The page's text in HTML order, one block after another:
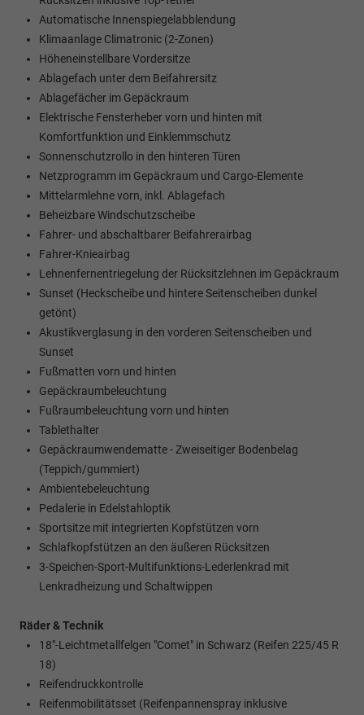
Automatische Innenspiegelabblendung
Klimaanlage Climatronic (2-Zonen)
Höheneinstellbare Vordersitze
Ablagefach unter dem Beifahrersitz
Ablagefächer im Gepäckraum
Elektrische Fensterheber vorn und hinten mit
Komfortfunktion und Einklemmschutz
Sonnenschutzrollo in den hinteren Türen
Netzprogramm im Gepäckraum und Cargo-Elemente
Mittelarmlehne vorn, inkl. Ablagefach
Beheizbare Windschutzscheibe
Fahrer- und abschaltbarer Beifahrerairbag
Fahrer-Knieairbag
Lehnenfernentriegelung der Rücksitzlehnen im Gepäckraum
Sunset (Heckscheibe und hintere Seitenscheiben dunkel
getönt)
Akustikverglasung in den vorderen Seitenscheiben und
Sunset
Fußmatten vorn und hinten
Gepäckraumbeleuchtung
Fußraumbeleuchtung vorn und hinten
Tablethalter
Gepäckraumwendematte - Zweiseitiger Bodenbelag
(Teppich/gummiert)
Ambientebeleuchtung
Pedalerie in Edelstahloptik
Sportsitze mit integrierten Kopfstützen vorn
Schlafkopfstützen an den äußeren Rücksitzen
3-Speichen-Sport-Multifunktions-Lederlenkrad mit
Lenkradheizung und Schaltwippen
Räder & Technik
18"-Leichtmetallfelgen "Comet" in Schwarz (Reifen 225/45 R
18)
Reifendruckkontrolle
Reifenmobilitätsset (Reifenpannenspray inklusive